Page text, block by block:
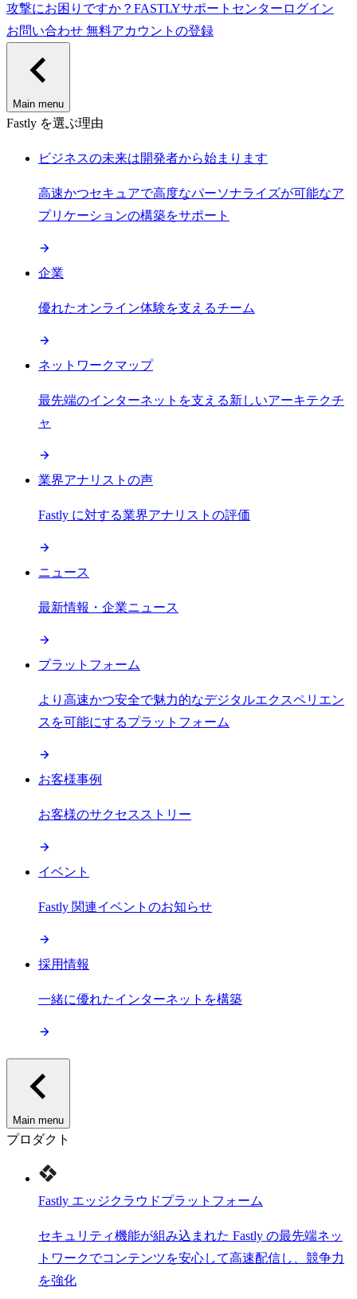
攻撃にお困りですか？ FASTLYサポートセンター ログイン
お問い合わせ 無料アカウントの登録
Main menu
Fastly を選ぶ理由
ビジネスの未来は開発者から始まります
高速かつセキュアで高度なパーソナライズが可能なア
プリケーションの構築をサポート
企業
優れたオンライン体験を支えるチーム
ネットワークマップ
最先端のインターネットを支える新しいアーキテクチ
ャ
業界アナリストの声
Fastly に対する業界アナリストの評価
ニュース
最新情報・企業ニュース
プラットフォーム
より高速かつ安全で魅力的なデジタルエクスペリエン
スを可能にするプラットフォーム
お客様事例
お客様のサクセスストリー
イベント
Fastly 関連イベントのお知らせ
採用情報
一緒に優れたインターネットを構築
Main menu
プロダクト
Fastly エッジクラウドプラットフォーム
セキュリティ機能が組み込まれた Fastly の最先端ネッ
トワークでコンテンツを安心して高速配信し、競争力
を強化